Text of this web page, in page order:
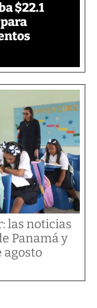
$22.1
las noticias
Panamá y
agosto